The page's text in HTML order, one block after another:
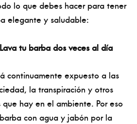
lo que debes hacer para tener
elegante y saludable:
tu barba dos veces al día
continuamente expuesto a las
la transpiración y otros
hay en el ambiente. Por eso
con agua y jabón por la